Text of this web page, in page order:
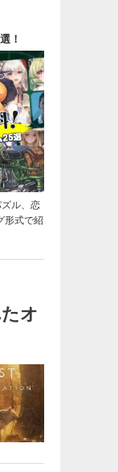
！
ル、恋
形式で紹
オ